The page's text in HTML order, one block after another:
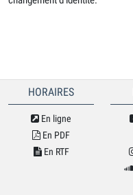
HORAIRES
En ligne
En PDF
En RTF